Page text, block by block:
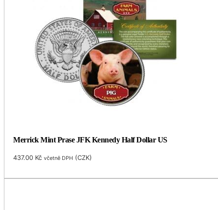
Merrick Mint Prase JFK Kennedy Half Dollar US
437.00 Kč včetně DPH (CZK)